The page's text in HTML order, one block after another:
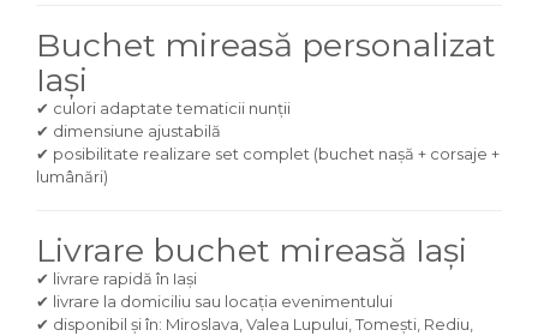
Buchet mireasă personalizat
Iași
✔ culori adaptate tematicii nunții
✔ dimensiune ajustabilă
✔ posibilitate realizare set complet (buchet nașă + corsaje +
lumânări)
Livrare buchet mireasă Iași
✔ livrare rapidă în Iași
✔ livrare la domiciliu sau locația evenimentului
✔ disponibil și în: Miroslava, Valea Lupului, Tomești, Rediu,